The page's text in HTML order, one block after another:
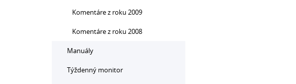
Komentáre z roku 2009
Komentáre z roku 2008
Manuály
Týždenný monitor